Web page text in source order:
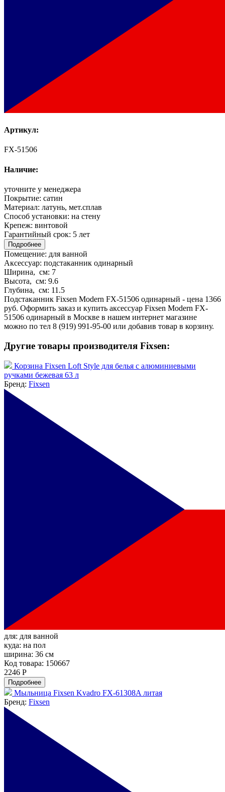
Артикул:
FX-51506
Наличие:
уточните у менеджера
Покрытие: сатин
Материал: латунь, мет.сплав
Способ установки: на стену
Крепеж: винтовой
Гарантийный срок: 5 лет
Подробнее
Помещение: для ванной
Аксессуар: подстаканник одинарный
Ширина, см: 7
Высота, см: 9.6
Глубина, см: 11.5
Подстаканник Fixsen Modern FX-51506 одинарный - цена 1366
руб. Оформить заказ и купить аксессуар Fixsen Modern FX-
51506 одинарный в Москве в нашем интернет магазине
можно по тел 8 (919) 991-95-00 или добавив товар в корзину.
Другие товары производителя Fixsen:
Корзина Fixsen Loft Style для белья с алюминиевыми
ручками бежевая 63 л
Бренд: Fixsen
для: для ванной
куда: на пол
ширина: 36 см
Код товара: 150667
2246 Р
Подробнее
Мыльница Fixsen Kvadro FX-61308A литая
Бренд: Fixsen